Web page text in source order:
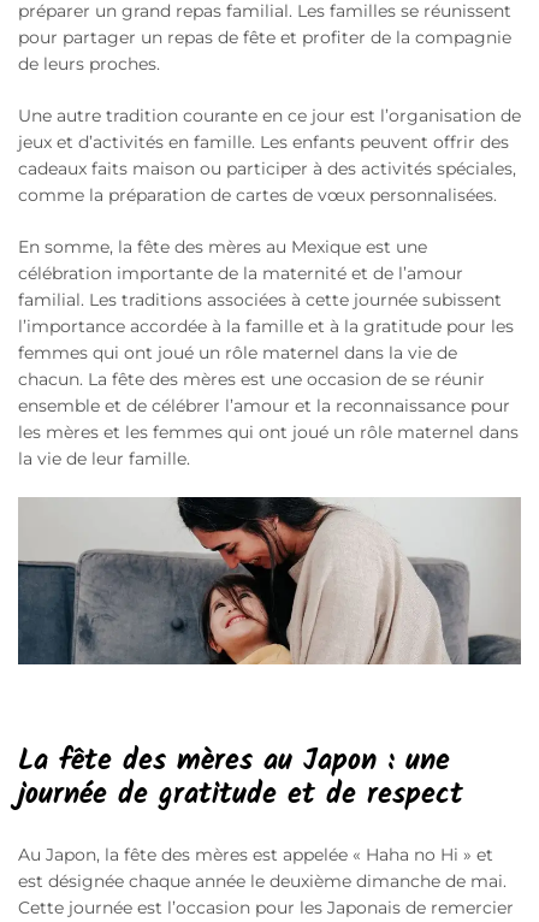
préparer un grand repas familial. Les familles se réunissent
pour partager un repas de fête et profiter de la compagnie
de leurs proches.
Une autre tradition courante en ce jour est l’organisation de
jeux et d’activités en famille. Les enfants peuvent offrir des
cadeaux faits maison ou participer à des activités spéciales,
comme la préparation de cartes de vœux personnalisées.
En somme, la fête des mères au Mexique est une
célébration importante de la maternité et de l’amour
familial. Les traditions associées à cette journée subissent
l’importance accordée à la famille et à la gratitude pour les
femmes qui ont joué un rôle maternel dans la vie de
chacun. La fête des mères est une occasion de se réunir
ensemble et de célébrer l’amour et la reconnaissance pour
les mères et les femmes qui ont joué un rôle maternel dans
la vie de leur famille.
La fête des mères au Japon : une
journée de gratitude et de respect
Au Japon, la fête des mères est appelée « Haha no Hi » et
est désignée chaque année le deuxième dimanche de mai.
Cette journée est l’occasion pour les Japonais de remercier